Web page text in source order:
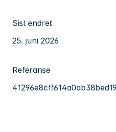
Sist endret
25. juni 2026
Referanse